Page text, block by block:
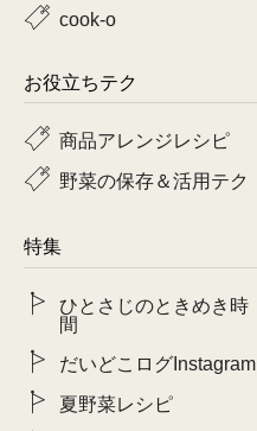
cook-o
お役立ちテク
商品アレンジレシピ
野菜の保存＆活用テク
特集
ひとさじのときめき時
間
だいどこログInstagram
夏野菜レシピ